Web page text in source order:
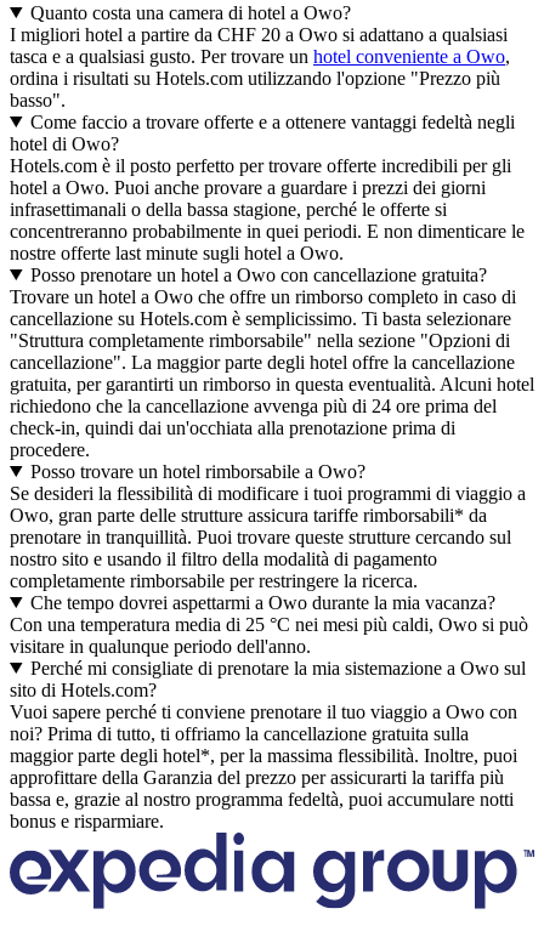
Quanto costa una camera di hotel a Owo?
I migliori hotel a partire da CHF 20 a Owo si adattano a qualsiasi
tasca e a qualsiasi gusto. Per trovare un hotel conveniente a Owo,
ordina i risultati su Hotels.com utilizzando l'opzione "Prezzo più
basso".
Come faccio a trovare offerte e a ottenere vantaggi fedeltà negli
hotel di Owo?
Hotels.com è il posto perfetto per trovare offerte incredibili per gli
hotel a Owo. Puoi anche provare a guardare i prezzi dei giorni
infrasettimanali o della bassa stagione, perché le offerte si
concentreranno probabilmente in quei periodi. E non dimenticare le
nostre offerte last minute sugli hotel a Owo.
Posso prenotare un hotel a Owo con cancellazione gratuita?
Trovare un hotel a Owo che offre un rimborso completo in caso di
cancellazione su Hotels.com è semplicissimo. Ti basta selezionare
"Struttura completamente rimborsabile" nella sezione "Opzioni di
cancellazione". La maggior parte degli hotel offre la cancellazione
gratuita, per garantirti un rimborso in questa eventualità. Alcuni hotel
richiedono che la cancellazione avvenga più di 24 ore prima del
check-in, quindi dai un'occhiata alla prenotazione prima di
procedere.
Posso trovare un hotel rimborsabile a Owo?
Se desideri la flessibilità di modificare i tuoi programmi di viaggio a
Owo, gran parte delle strutture assicura tariffe rimborsabili* da
prenotare in tranquillità. Puoi trovare queste strutture cercando sul
nostro sito e usando il filtro della modalità di pagamento
completamente rimborsabile per restringere la ricerca.
Che tempo dovrei aspettarmi a Owo durante la mia vacanza?
Con una temperatura media di 25 °C nei mesi più caldi, Owo si può
visitare in qualunque periodo dell'anno.
Perché mi consigliate di prenotare la mia sistemazione a Owo sul
sito di Hotels.com?
Vuoi sapere perché ti conviene prenotare il tuo viaggio a Owo con
noi? Prima di tutto, ti offriamo la cancellazione gratuita sulla
maggior parte degli hotel*, per la massima flessibilità. Inoltre, puoi
approfittare della Garanzia del prezzo per assicurarti la tariffa più
bassa e, grazie al nostro programma fedeltà, puoi accumulare notti
bonus e risparmiare.